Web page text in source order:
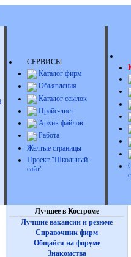
СЕРВИСЫ
Каталог фирм
Объявления
Каталог ссылок
Прайс-лист
Архив файлов
Работа
Желтые страницы
Проект "Школьный
сайт"
Лучшее в Костроме
Лучшие вакансии и резюме
Справочник фирм
Общайся на форуме
Знакомства